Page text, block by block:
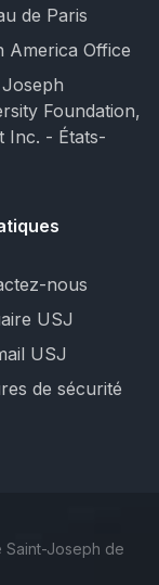
de Paris
America Office
Foundation,
Inc. - États-
nous
USJ
USJ
de sécurité
Saint-Joseph de